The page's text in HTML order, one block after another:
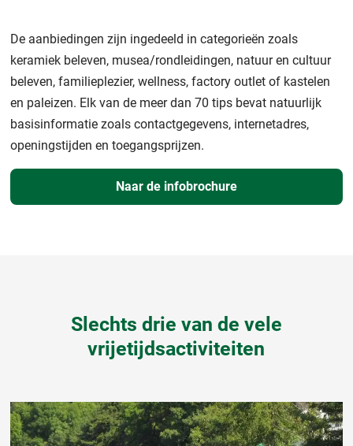
De aanbiedingen zijn ingedeeld in categorieën zoals
keramiek beleven, musea/rondleidingen, natuur en cultuur
beleven, familieplezier, wellness, factory outlet of kastelen
en paleizen. Elk van de meer dan 70 tips bevat natuurlijk
basisinformatie zoals contactgegevens, internetadres,
openingstijden en toegangsprijzen.
Naar de infobrochure
Slechts drie van de vele
vrijetijdsactiviteiten